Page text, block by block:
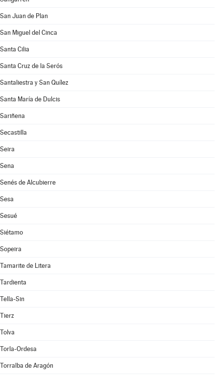
San Juan de Plan
San Miguel del Cinca
Santa Cilia
Santa Cruz de la Serós
Santaliestra y San Quílez
Santa María de Dulcis
Sariñena
Secastilla
Seira
Sena
Senés de Alcubierre
Sesa
Sesué
Siétamo
Sopeira
Tamarite de Litera
Tardienta
Tella-Sin
Tierz
Tolva
Torla-Ordesa
Torralba de Aragón